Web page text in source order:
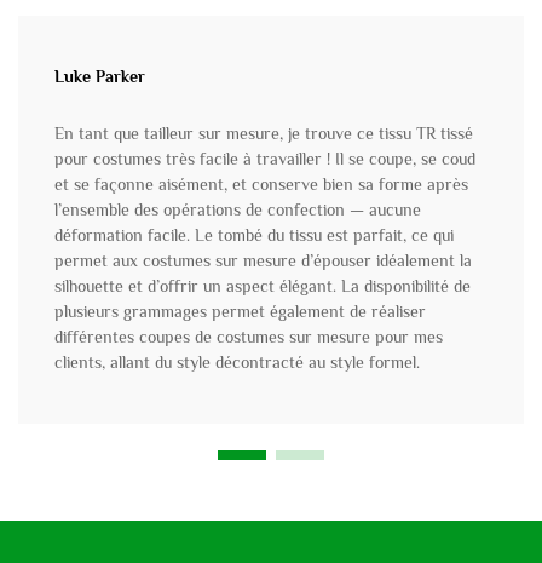
Luke Parker
En tant que tailleur sur mesure, je trouve ce tissu TR tissé
pour costumes très facile à travailler ! Il se coupe, se coud
et se façonne aisément, et conserve bien sa forme après
l’ensemble des opérations de confection — aucune
déformation facile. Le tombé du tissu est parfait, ce qui
permet aux costumes sur mesure d’épouser idéalement la
silhouette et d’offrir un aspect élégant. La disponibilité de
plusieurs grammages permet également de réaliser
différentes coupes de costumes sur mesure pour mes
clients, allant du style décontracté au style formel.